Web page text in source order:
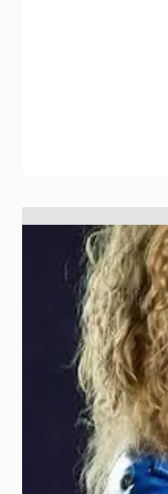
Softporn 89